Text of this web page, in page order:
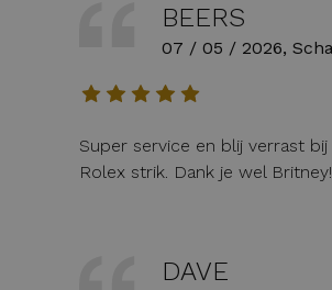
BEERS
07 / 05 / 2026,
Super service en blij verrast
Rolex strik. Dank je wel Britney!
DAVE